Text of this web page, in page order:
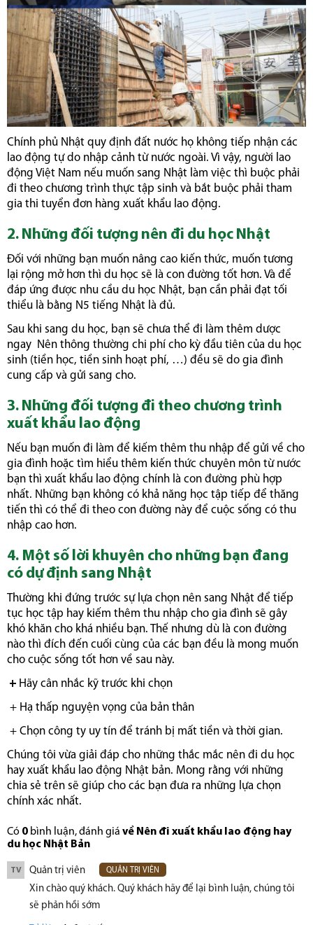
Chính phủ Nhật quy định đất nước họ không tiếp nhận các
lao động tự do nhập cảnh từ nước ngoài. Vì vậy, người lao
động Việt Nam nếu muốn sang Nhật làm việc thì buộc phải
đi theo chương trình thực tập sinh và bắt buộc phải tham
gia thi tuyển đơn hàng xuất khẩu lao động.
2. Những đối tượng nên đi du học Nhật
Đối với những bạn muốn nâng cao kiến thức, muốn tương
lại rộng mở hơn thì du học sẽ là con đường tốt hơn. Và để
đáp ứng được nhu cầu du học Nhật, bạn cần phải đạt tối
thiểu là bằng N5 tiếng Nhật là đủ.
Sau khi sang du học, bạn sẽ chưa thể đi làm thêm dược
ngay Nên thông thường chi phí cho kỳ đầu tiên của du học
sinh (tiền học, tiền sinh hoạt phí, …) đều sẽ do gia đình
cung cấp và gửi sang cho.
3. Những đối tượng đi theo chương trình
xuất khẩu lao động
Nếu bạn muốn đi làm để kiếm thêm thu nhập để gửi về cho
gia đình hoặc tìm hiểu thêm kiến thức chuyên môn từ nước
bạn thì xuất khẩu lao động chính là con đường phù hợp
nhất. Những bạn không có khả năng học tập tiếp để thăng
tiến thì có thể đi theo con đường này để cuộc sống có thu
nhập cao hơn.
4. Một số lời khuyên cho những bạn đang
có dự định sang Nhật
Thường khi đứng trước sự lựa chọn nên sang Nhật để tiếp
tục học tập hay kiếm thêm thu nhập cho gia đình sẽ gây
khó khăn cho khá nhiều bạn. Thế nhưng dù là con đường
nào thì đích đến cuối cùng của các bạn đều là mong muốn
cho cuộc sống tốt hơn về sau này.
+ Hãy cân nhắc kỹ trước khi chọn
+ Hạ thấp nguyện vọng của bản thân
+ Chọn công ty uy tín để tránh bị mất tiền và thời gian.
Chúng tôi vừa giải đáp cho những thắc mắc nên đi du học
hay xuất khẩu lao động Nhật bản. Mong rằng với những
chia sẻ trên sẽ giúp cho các bạn đưa ra những lựa chọn
chính xác nhất.
Có 0 bình luận, đánh giá về Nên đi xuất khẩu lao động hay
du học Nhật Bản
TV Quản trị viên QUẢN TRỊ VIÊN
Xin chào quý khách. Quý khách hãy để lại bình luận, chúng tôi
sẽ phản hồi sớm